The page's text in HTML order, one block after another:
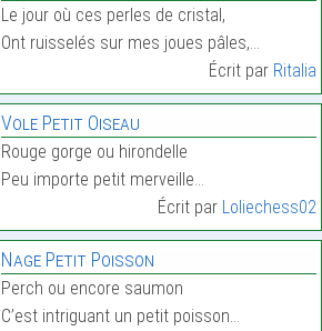
Le jour où ces perles de cristal,
Ont ruisselés sur mes joues pâles,…
Écrit par Ritalia
Vole Petit Oiseau
Rouge gorge ou hirondelle
Peu importe petit merveille…
Écrit par Loliechess02
Nage Petit Poisson
Perch ou encore saumon
C’est intriguant un petit poisson…